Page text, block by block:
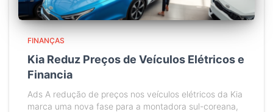
FINANÇAS
Kia Reduz Preços de Veículos Elétricos e
Financia
Ads A redução de preços nos veículos elétricos da Kia
marca uma nova fase para a montadora sul-coreana,